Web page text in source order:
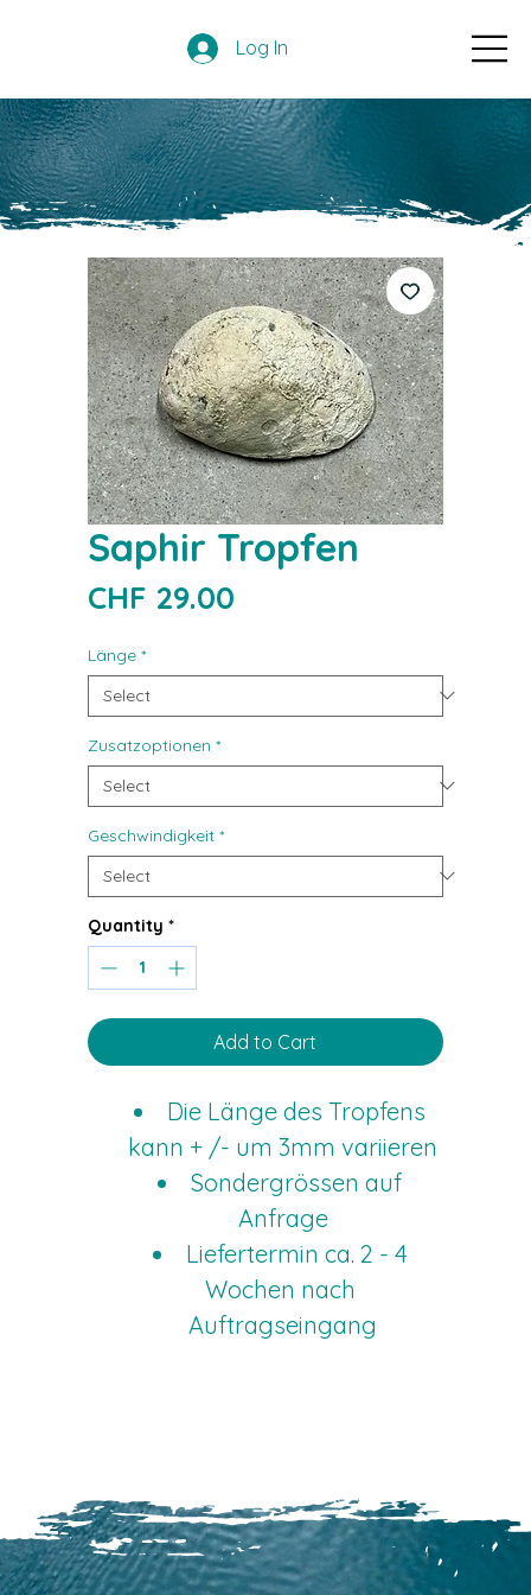
Log In
Saphir Tropfen
CHF 29.00
Länge *
Zusatzoptionen *
Geschwindigkeit *
Quantity *
Add to Cart
Die Länge des Tropfens
kann + /- um 3mm variieren
Sondergrössen auf
Anfrage
Liefertermin ca. 2 - 4
Wochen nach
Auftragseingang